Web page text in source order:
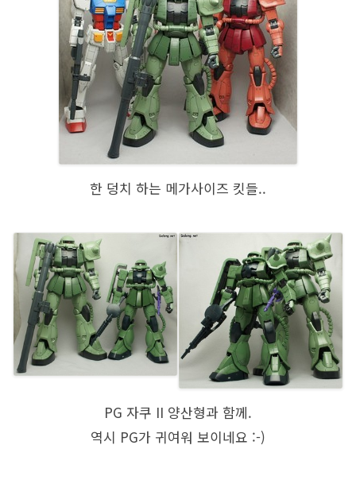
한 덩치 하는 메가사이즈 킷들..
PG 자쿠 II 양산형과 함께.
역시 PG가 귀여워 보이네요 :-)